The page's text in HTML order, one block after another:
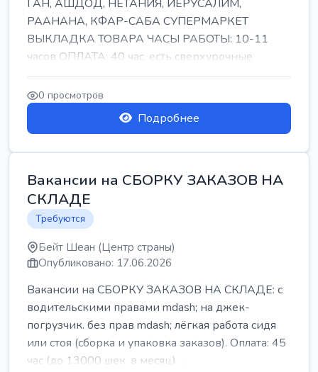
ГАН, АШДОД, НЕТАНИЯ, ИЕРУСАЛИМ,
РААНАНА, КФАР-САБА СУПЕРМАРКЕТ
ВЫКЛАДКА ТОВАРА ЧАСЫ РАБОТЫ: 10-11
часов ОПЛАТА: 40 час, есть сверхурочные
ПИТАНИЕ ЕСТЬ Для синих б...
0 просмотров
Подробнее
Вакансии на СБОРКУ ЗАКАЗОВ НА
СКЛАДЕ
Требуются
Бейт Шеан (Центр страны)
Опубликовано: 17.06.2026
Вакансии на СБОРКУ ЗАКАЗОВ НА СКЛАДЕ: с
водительскими правами mdash; на джек-
погрузчик. без прав mdash; лёгкая работа сидя
или стоя (сборка и упаковка заказов). Оплата: 45
час (до 13000 шек. в месяц) ...